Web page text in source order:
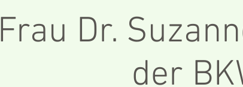
Frau Dr.
der